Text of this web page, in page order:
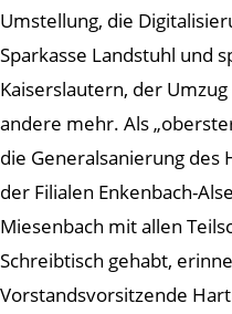
Umstellung, die
Sparkasse Landstuhl und
Kaiserslautern, der
andere mehr. Als
die Generalsanierung des
der Filialen Enkenbach-
Miesenbach mit allen
Schreibtisch gehabt,
Vorstandsvorsitzende